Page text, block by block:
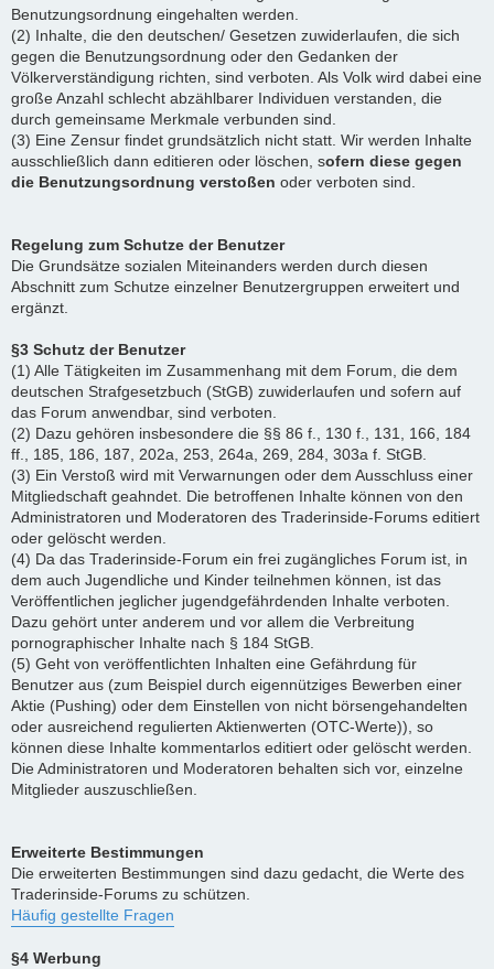
Benutzungsordnung eingehalten werden.
(2) Inhalte, die den deutschen/ Gesetzen zuwiderlaufen, die sich
gegen die Benutzungsordnung oder den Gedanken der
Völkerverständigung richten, sind verboten. Als Volk wird dabei eine
große Anzahl schlecht abzählbarer Individuen verstanden, die
durch gemeinsame Merkmale verbunden sind.
(3) Eine Zensur findet grundsätzlich nicht statt. Wir werden Inhalte
ausschließlich dann editieren oder löschen, sofern diese gegen
die Benutzungsordnung verstoßen oder verboten sind.
Regelung zum Schutze der Benutzer
Die Grundsätze sozialen Miteinanders werden durch diesen
Abschnitt zum Schutze einzelner Benutzergruppen erweitert und
ergänzt.
§3 Schutz der Benutzer
(1) Alle Tätigkeiten im Zusammenhang mit dem Forum, die dem
deutschen Strafgesetzbuch (StGB) zuwiderlaufen und sofern auf
das Forum anwendbar, sind verboten.
(2) Dazu gehören insbesondere die §§ 86 f., 130 f., 131, 166, 184
ff., 185, 186, 187, 202a, 253, 264a, 269, 284, 303a f. StGB.
(3) Ein Verstoß wird mit Verwarnungen oder dem Ausschluss einer
Mitgliedschaft geahndet. Die betroffenen Inhalte können von den
Administratoren und Moderatoren des Traderinside-Forums editiert
oder gelöscht werden.
(4) Da das Traderinside-Forum ein frei zugängliches Forum ist, in
dem auch Jugendliche und Kinder teilnehmen können, ist das
Veröffentlichen jeglicher jugendgefährdenden Inhalte verboten.
Dazu gehört unter anderem und vor allem die Verbreitung
pornographischer Inhalte nach § 184 StGB.
(5) Geht von veröffentlichten Inhalten eine Gefährdung für
Benutzer aus (zum Beispiel durch eigennütziges Bewerben einer
Aktie (Pushing) oder dem Einstellen von nicht börsengehandelten
oder ausreichend regulierten Aktienwerten (OTC-Werte)), so
können diese Inhalte kommentarlos editiert oder gelöscht werden.
Die Administratoren und Moderatoren behalten sich vor, einzelne
Mitglieder auszuschließen.
Erweiterte Bestimmungen
Die erweiterten Bestimmungen sind dazu gedacht, die Werte des
Traderinside-Forums zu schützen.
Häufig gestellte Fragen
§4 Werbung